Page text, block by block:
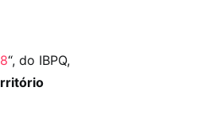
“, do IBPQ,